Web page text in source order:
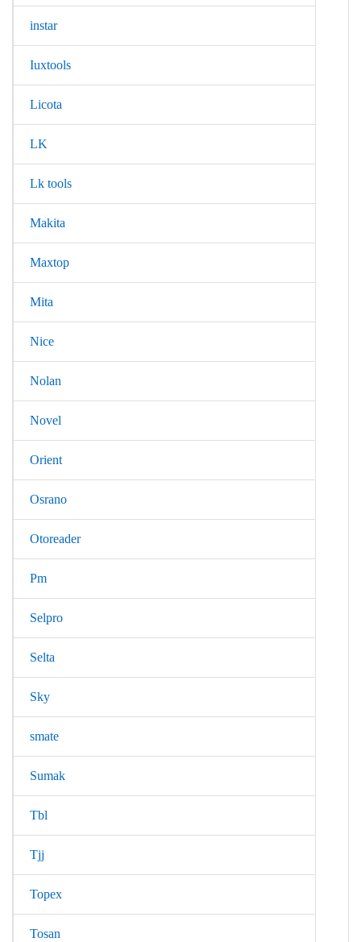
instar
Iuxtools
Licota
LK
Lk tools
Makita
Maxtop
Mita
Nice
Nolan
Novel
Orient
Osrano
Otoreader
Pm
Selpro
Selta
Sky
smate
Sumak
Tbl
Tjj
Topex
Tosan